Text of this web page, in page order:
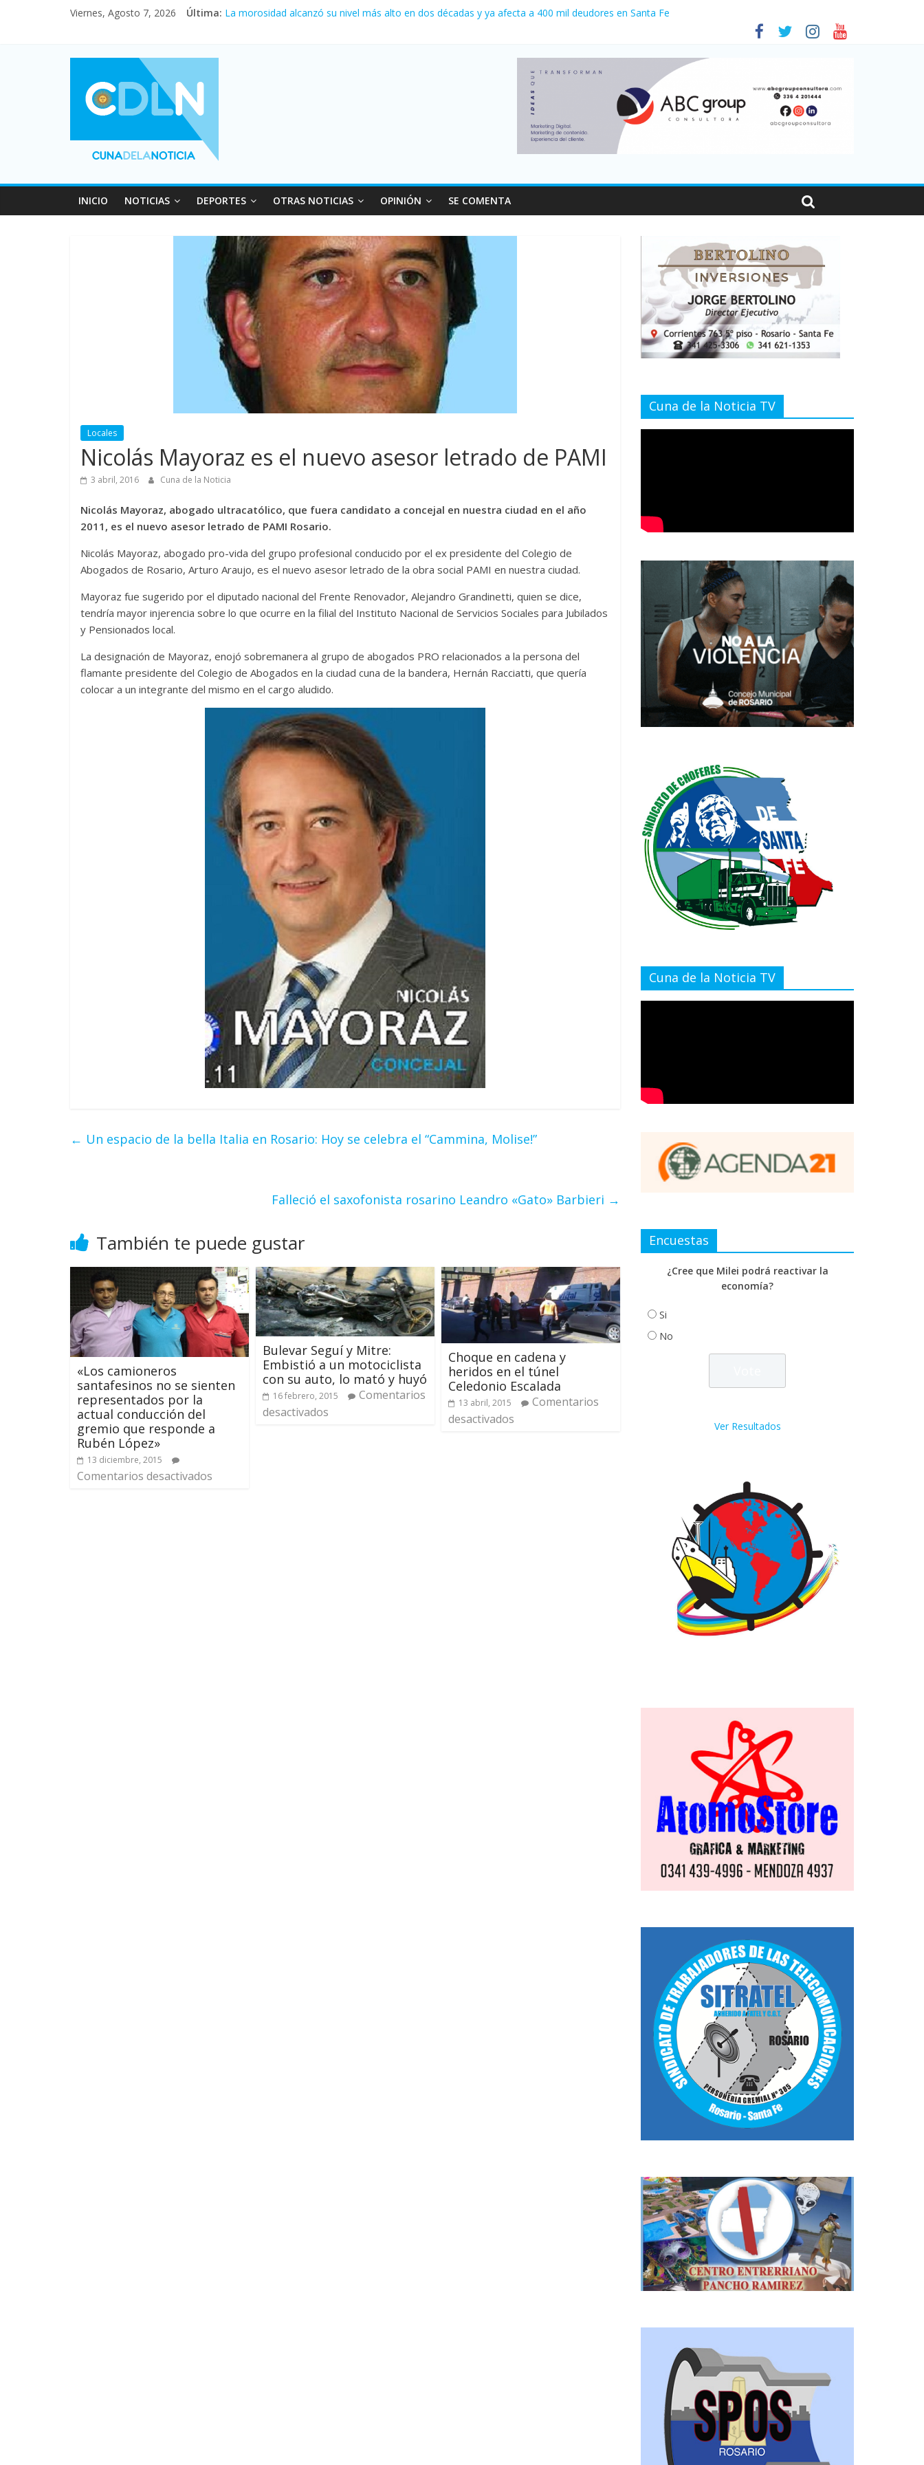
Viernes, Agosto 7, 2026 Última: Central venció 1 a 0 al River de Coudet en el Monumental
Fuerte caída de la venta de autos usados en julio: bajó un 12,6% interanual
INICIO NOTICIAS DEPORTES OTRAS NOTICIAS OPINIÓN SE COMENTA
Locales
Nicolás Mayoraz es el nuevo asesor letrado de PAMI
3 abril, 2016 Cuna de la Noticia
Nicolás Mayoraz, abogado ultracatólico, que fuera candidato a concejal en nuestra ciudad en el año
2011, es el nuevo asesor letrado de PAMI Rosario.
Nicolás Mayoraz, abogado pro-vida del grupo profesional conducido por el ex presidente del Colegio de
Abogados de Rosario, Arturo Araujo, es el nuevo asesor letrado de la obra social PAMI en nuestra ciudad.
Mayoraz fue sugerido por el diputado nacional del Frente Renovador, Alejandro Grandinetti, quien se dice,
tendría mayor injerencia sobre lo que ocurre en la filial del Instituto Nacional de Servicios Sociales para Jubilados
y Pensionados local.
La designación de Mayoraz, enojó sobremanera al grupo de abogados PRO relacionados a la persona del
flamante presidente del Colegio de Abogados en la ciudad cuna de la bandera, Hernán Racciatti, que quería
colocar a un integrante del mismo en el cargo aludido.
← Un espacio de la bella Italia en Rosario: Hoy se celebra el “Cammina, Molise!”
Falleció el saxofonista rosarino Leandro «Gato» Barbieri →
También te puede gustar
«Los camioneros
santafesinos no se sienten
representados por la
actual conducción del
gremio que responde a
Rubén López»
13 diciembre, 2015
Comentarios desactivados
Bulevar Seguí y Mitre:
Embistió a un motociclista
con su auto, lo mató y huyó
16 febrero, 2015
Comentarios
desactivados
Choque en cadena y
heridos en el túnel
Celedonio Escalada
13 abril, 2015
Comentarios
desactivados
Cuna de la Noticia TV
Cuna de la Noticia TV
Encuestas
¿Cree que Milei podrá reactivar la
economía?
Si
No
Ver Resultados